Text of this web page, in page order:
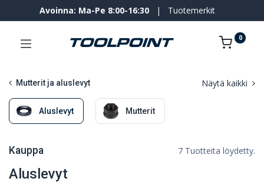
Avoinna: Ma-Pe 8:00-16:30 | Tuotemerkit
0
Mutterit ja aluslevyt Näytä kaikki
Aluslevyt Mutterit
Kauppa 7 Tuotteita löydetty.
Aluslevyt